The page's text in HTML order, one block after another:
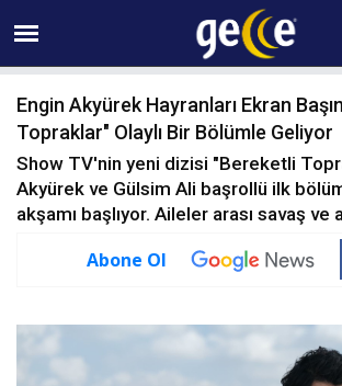
10 AĞUSTOS Pazartesi 08:09
Engin Akyürek Hayranları Ekran
Topraklar" Olaylı Bir Bölümle Geliyor
Show TV'nin yeni dizisi "Bereketli
Akyürek ve Gülsim Ali başrollü ilk
akşamı başlıyor. Aileler arası savaş ve
Abone Ol